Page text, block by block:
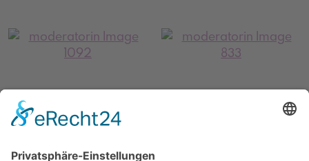
Datenschutz
Instagram
Unsere Partner:
Moderatorenwerk